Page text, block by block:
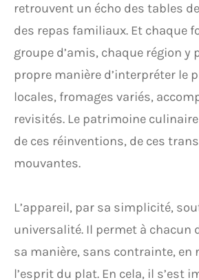
retrouvent un écho des tables
des repas familiaux. Et chaque
groupe d’amis, chaque région y
propre manière d’interpréter le
locales, fromages variés,
revisités. Le patrimoine
de ces réinventions, de ces
mouvantes.
L’appareil, par sa simplicité,
universalité. Il permet à chacun
sa manière, sans contrainte, en
l’esprit du plat. En cela, il s’est